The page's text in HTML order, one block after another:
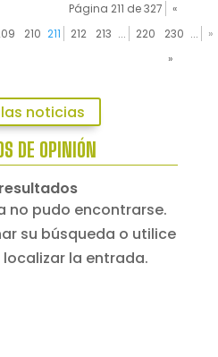
Página 211 de 327
«
210 211 212 213 ... 220 230 ...
»
»
noticias
DE OPINIÓN
no pudo encontrarse.
su búsqueda o utilice
la entrada.